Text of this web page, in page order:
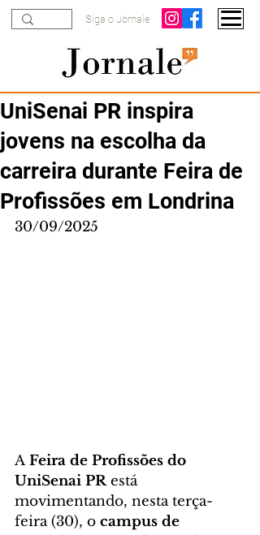
Siga o Jornale
UniSenai PR inspira
jovens na escolha da
carreira durante Feira de
Profissões em Londrina
30/09/2025
A Feira de Profissões do
UniSenai PR está
movimentando, nesta terça-
feira (30), o campus de